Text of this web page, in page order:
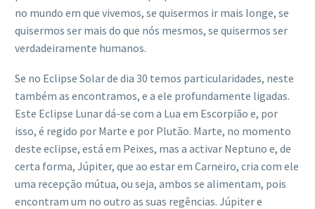
no mundo em que vivemos, se quisermos ir mais longe, se
quisermos ser mais do que nós mesmos, se quisermos ser
verdadeiramente humanos.
Se no Eclipse Solar de dia 30 temos particularidades, neste
também as encontramos, e a ele profundamente ligadas.
Este Eclipse Lunar dá-se com a Lua em Escorpião e, por
isso, é regido por Marte e por Plutão. Marte, no momento
deste eclipse, está em Peixes, mas a activar Neptuno e, de
certa forma, Júpiter, que ao estar em Carneiro, cria com ele
uma recepção mútua, ou seja, ambos se alimentam, pois
encontram um no outro as suas regências. Júpiter e